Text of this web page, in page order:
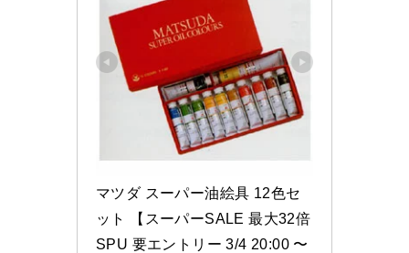
マツダ スーパー油絵具 12色セ
ット 【スーパーSALE 最大32倍
SPU 要エントリー 3/4 20:00 〜